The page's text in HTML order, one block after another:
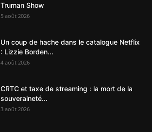
Truman Show
5 août 2026
Un coup de hache dans le catalogue Netflix
: Lizzie Borden...
4 août 2026
CRTC et taxe de streaming : la mort de la
souveraineté...
3 août 2026